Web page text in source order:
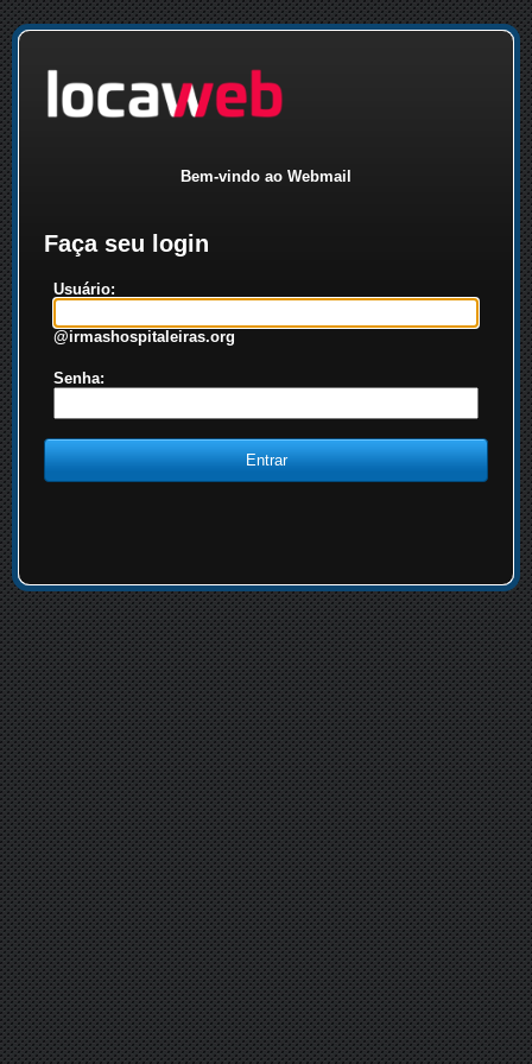
Bem-vindo ao Webmail
Faça seu login
Usuário:
@irmashospitaleiras.org
Senha: